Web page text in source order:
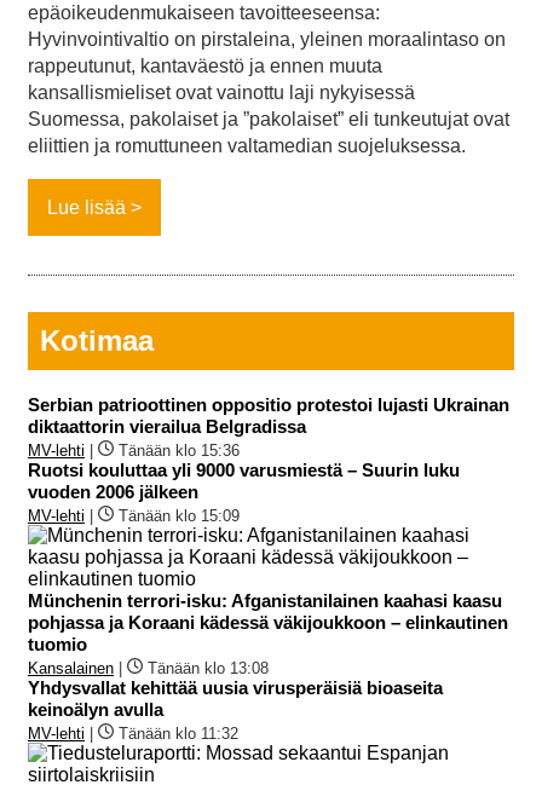
epäoikeudenmukaiseen tavoitteeseensa:
Hyvinvointivaltio on pirstaleina, yleinen moraalintaso on
rappeutunut, kantaväestö ja ennen muuta
kansallismieliset ovat vainottu laji nykyisessä
Suomessa, pakolaiset ja ”pakolaiset” eli tunkeutujat ovat
eliittien ja romuttuneen valtamedian suojeluksessa.
Lue lisää
Kotimaa
Serbian patrioottinen oppositio protestoi lujasti Ukrainan
diktaattorin vierailua Belgradissa
MV-lehti Tänään klo 15:36
Ruotsi kouluttaa yli 9000 varusmiestä – Suurin luku
vuoden 2006 jälkeen
MV-lehti Tänään klo 15:09
Münchenin terrori-isku: Afganistanilainen kaahasi kaasu
pohjassa ja Koraani kädessä väkijoukkoon – elinkautinen
tuomio
Kansalainen Tänään klo 13:08
Yhdysvallat kehittää uusia virusperäisiä bioaseita
keinoälyn avulla
MV-lehti Tänään klo 11:32